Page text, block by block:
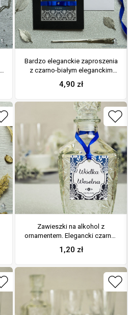
Bardzo eleganckie zaproszenia
z czarno-białym eleganckim
damaskiem z błękitna poświatą,
perłowym papierem, wklejanym
oraz cyrkonią. ZAP-25-88
4,90 zł
Zawieszki na alkohol z
ornamentem. Elegancki czarno-
biały elegancki damask z
błękitną poświatą, jasny motyw
1,20 zł